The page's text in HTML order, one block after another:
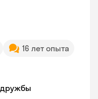
16 лет опыта
дружбы